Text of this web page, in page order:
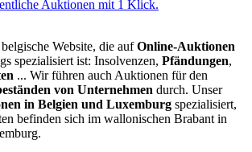
Website, die aufOnline-Auktionen
spezialisiert ist: Insolvenzen, Pfändungen,
... Wir führen auch Auktionen für den
von Unternehmen durch. Unser
in Belgien und Luxemburg spezialisiert,
befinden sich im wallonischen Brabant in